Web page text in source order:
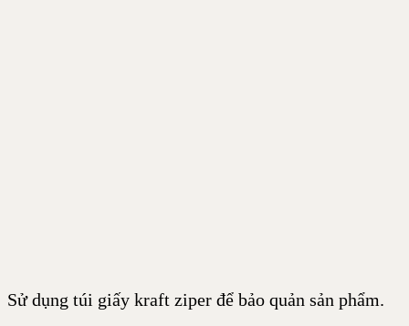
Sử dụng túi giấy kraft ziper để bảo quản sản phẩm.